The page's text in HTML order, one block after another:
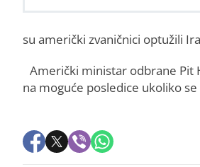
su američki zvaničnici optužili
Američki ministar odbrane Pit
na moguće posledice ukoliko